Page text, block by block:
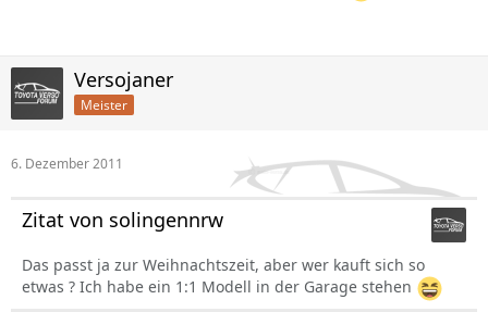
Versojaner
Meister
6. Dezember 2011
Zitat von solingennrw
Das passt ja zur Weihnachtszeit, aber wer kauft sich so
etwas ? Ich habe ein 1:1 Modell in der Garage stehen